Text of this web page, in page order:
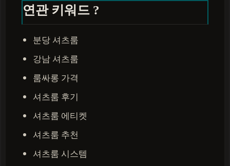
연관 키워드 ?
분당 셔츠룸
강남 셔츠룸
룸싸롱 가격
셔츠룸 후기
셔츠룸 에티켓
셔츠룸 추천
셔츠룸 시스템